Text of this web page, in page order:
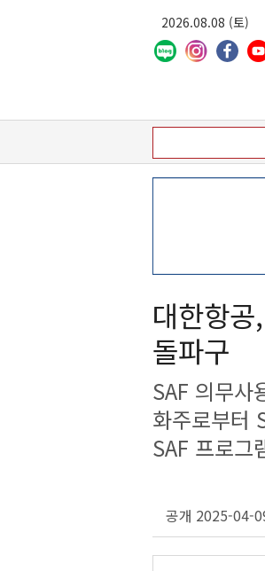
2026.08.08 (토)
대한항
돌파구
SAF 의무사
화주로부터
SAF 프로그
공개 2025-04-